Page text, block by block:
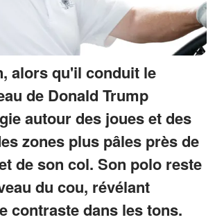
alors qu'il conduit le
de Donald Trump
autour des joues et des
zones plus pâles près de
de son col. Son polo reste
du cou, révélant
contraste dans les tons.